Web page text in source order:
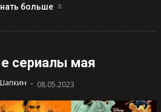
больше
сериалы мая
- 08.05.2023